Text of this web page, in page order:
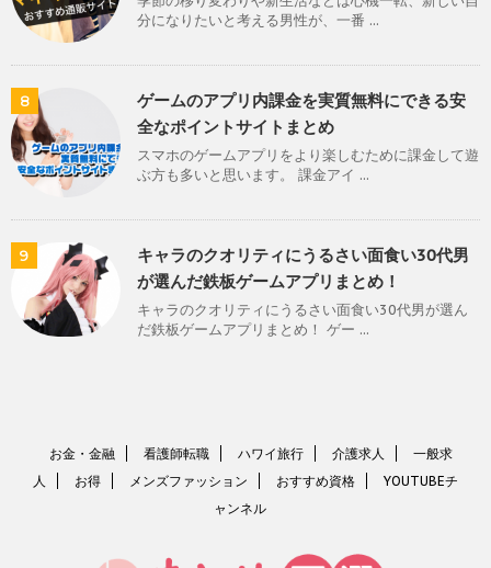
分になりたいと考える男性が、一番 ...
8
ゲームのアプリ内課金を実質無料にできる安
全なポイントサイトまとめ
スマホのゲームアプリをより楽しむために課金して遊
ぶ方も多いと思います。 課金アイ ...
9
キャラのクオリティにうるさい面食い30代男
が選んだ鉄板ゲームアプリまとめ！
キャラのクオリティにうるさい面食い30代男が選ん
だ鉄板ゲームアプリまとめ！ ゲー ...
お金・金融 看護師転職 ハワイ旅行 介護求人
一般求
人
お得 メンズファッション おすすめ資格
YOUTUBEチ
ャンネル